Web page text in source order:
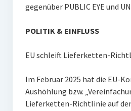
gegenüber PUBLIC EYE und
POLITIK & EINFLUSS
EU schleift Lieferketten-
Im Februar 2025 hat die EU-
Aushöhlung bzw.
Lieferketten-Richtlinie auf